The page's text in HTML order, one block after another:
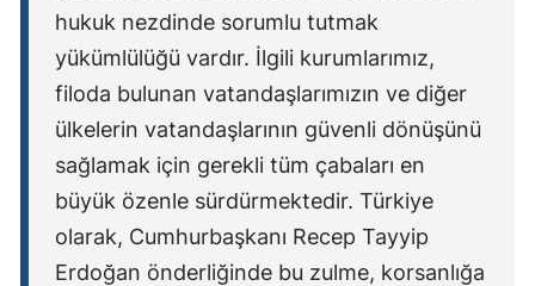
hukuk nezdinde sorumlu tutmak
yükümlülüğü vardır. İlgili kurumlarımız,
filoda bulunan vatandaşlarımızın ve diğer
ülkelerin vatandaşlarının güvenli dönüşünü
sağlamak için gerekli tüm çabaları en
büyük özenle sürdürmektedir. Türkiye
olarak, Cumhurbaşkanı Recep Tayyip
Erdoğan önderliğinde bu zulme, korsanlığa